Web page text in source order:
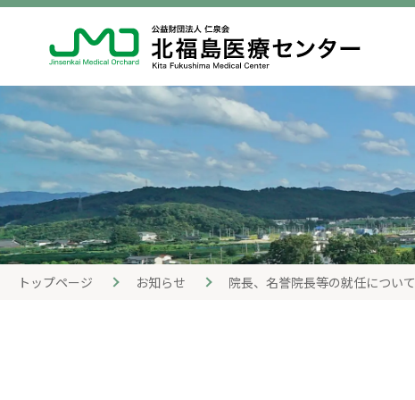
トップページ お知らせ 院長、名誉院長等の就任について